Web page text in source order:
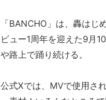
「BANCHO」は、轟は
ビュー1周年を迎えた9月
や路上で踊り続ける。
公式Xでは、MVで使用さ